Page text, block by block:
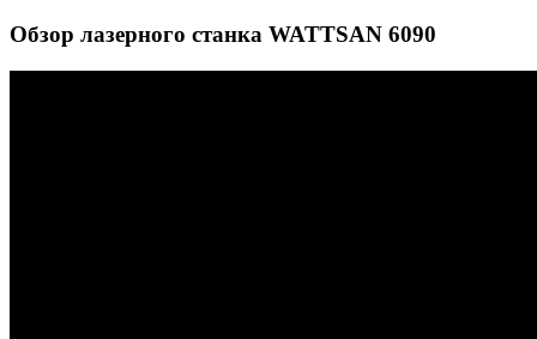
Обзор лазерного станка WATTSAN 6090